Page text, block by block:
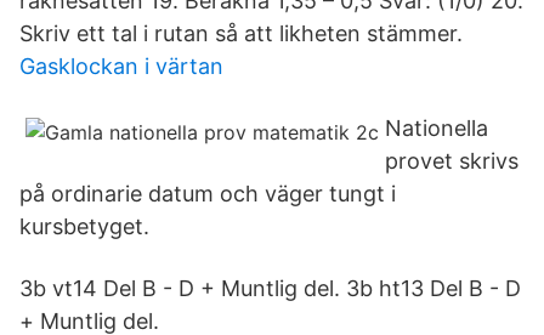
Skriv ett tal i rutan så att likheten stämmer.
Gasklockan i värtan
Nationella
provet skrivs
på ordinarie datum och väger tungt i
kursbetyget.
3b vt14 Del B - D + Muntlig del. 3b ht13 Del B - D
+ Muntlig del.